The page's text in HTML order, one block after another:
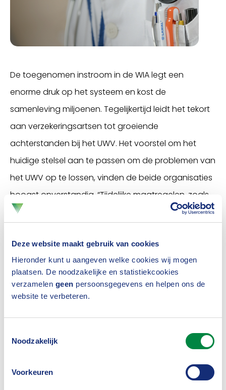
Deze website maakt gebruik van cookies
Hieronder kunt u aangeven welke cookies wij mogen
plaatsen. De noodzakelijke en statistiekcookies
verzamelen geen persoonsgegevens en helpen ons de
website te verbeteren.
Noodzakelijk
Voorkeuren
De toegenomen instroom in de WIA legt een
enorme druk op het systeem en kost de
samenleving miljoenen. Tegelijkertijd leidt het tekort
aan verzekeringsartsen tot groeiende
achterstanden bij het UWV. Het voorstel om het
huidige stelsel aan te passen om de problemen van
het UWV op te lossen, vinden de beide organisaties
hoogst onverstandig. “Tijdelijke maatregelen, zoals
de herinvoering van de vereenvoudigde WIA-
termijn verlichting. Maar vergroten uiteindelijk het
probleem,” benadrukken Karin Hoogteijling (OVAL)
en Harold Herbert (Verbond van Verzekeraars).
“Deze regeling werkt als een sluipende VUT en
ondermijnt de prikkels voor re-integratie, terwijl we
juist iedereen nodig hebben op de arbeidsmarkt.”
samenwerking